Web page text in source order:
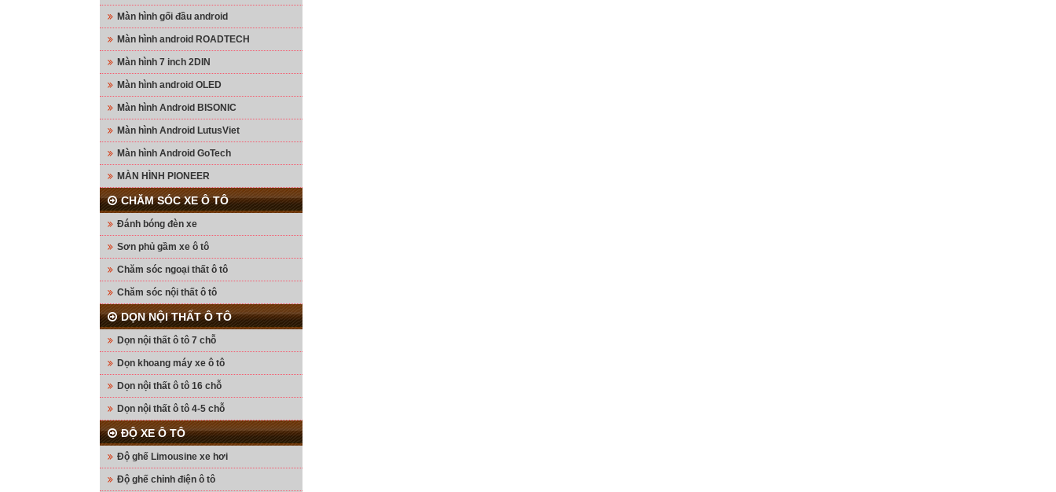
Màn hình gối đầu android
Màn hình android ROADTECH
Màn hình 7 inch 2DIN
Màn hình android OLED
Màn hình Android BISONIC
Màn hình Android LutusViet
Màn hình Android GoTech
MÀN HÌNH PIONEER
CHĂM SÓC XE Ô TÔ
Đánh bóng đèn xe
Sơn phủ gầm xe ô tô
Chăm sóc ngoại thất ô tô
Chăm sóc nội thất ô tô
DỌN NỘI THẤT Ô TÔ
Dọn nội thất ô tô 7 chỗ
Dọn khoang máy xe ô tô
Dọn nội thất ô tô 16 chỗ
Dọn nội thất ô tô 4-5 chỗ
ĐỘ XE Ô TÔ
Độ ghế Limousine xe hơi
Độ ghế chỉnh điện ô tô